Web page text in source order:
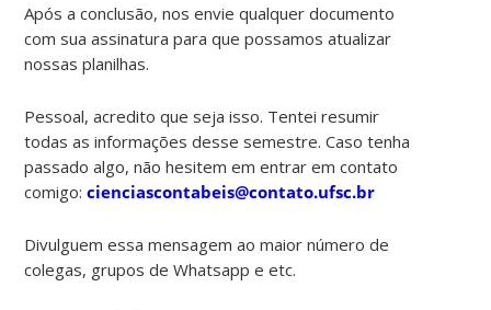
Após a conclusão, nos envie qualquer documento
com sua assinatura para que possamos atualizar
nossas planilhas.
Pessoal, acredito que seja isso. Tentei resumir
todas as informações desse semestre. Caso tenha
passado algo, não hesitem em entrar em contato
comigo:cienciascontabeis@contato.ufsc.br
Divulguem essa mensagem ao maior número de
colegas, grupos de Whatsapp e etc.